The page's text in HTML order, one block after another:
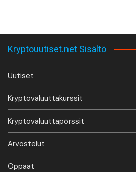
Kryptouutiset.net Sisältö
Uutiset
Kryptovaluuttakurssit
Kryptovaluuttapörssit
Arvostelut
Oppaat